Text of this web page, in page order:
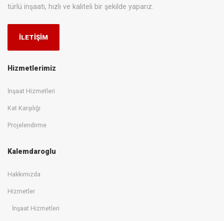
türlü inşaatı, hızlı ve kaliteli bir şekilde yaparız.
İLETİŞİM
Hizmetlerimiz
İnşaat Hizmetleri
Kat Karşılığı
Projelendirme
Kalemdaroglu
Hakkımızda
Hizmetler
İnşaat Hizmetleri